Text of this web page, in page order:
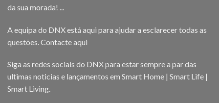
da sua morada! ...
A equipa do DNX está aqui para ajudar a esclarecer todas as
questões. Contacte aqui
Siga as redes sociais do DNX para estar sempre a par das
ultimas noticias e lançamentos em Smart Home | Smart Life |
Smart Living.